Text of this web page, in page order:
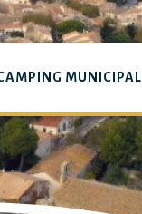
MUNICIPAL